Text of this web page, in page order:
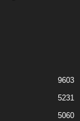
9603
5231
5060